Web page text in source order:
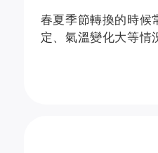
春夏季節轉換的時候
定、氣溫變化大等情
有感改變細菌叢生
不僅對上班/上課的